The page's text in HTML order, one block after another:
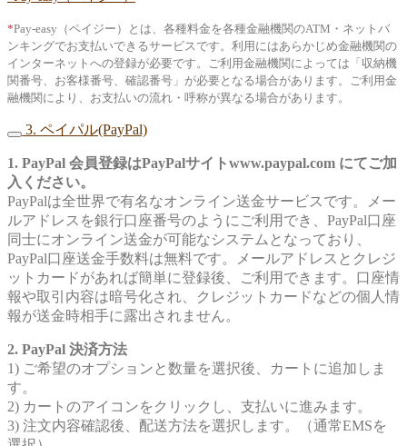
*Pay-easy（ペイジー）とは、各種料金を各種金融機関のATM・ネットバ
ンキングでお支払いできるサービスです。利用にはあらかじめ金融機関の
インターネットへの登録が必要です。ご利用金融機関によっては「収納機
関番号、お客様番号、確認番号」が必要となる場合があります。ご利用金
融機関により、お支払いの流れ・呼称が異なる場合があります。
3. ペイパル(PayPal)
1. PayPal 会員登録はPayPalサイトwww.paypal.com にてご加
入ください。
PayPalは全世界で有名なオンライン送金サービスです。メー
ルアドレスを銀行口座番号のようにご利用でき、PayPal口座
同士にオンライン送金が可能なシステムとなっており、
PayPal口座送金手数料は無料です。メールアドレスとクレジ
ットカードがあれば簡単に登録後、ご利用できます。口座情
報や取引内容は暗号化され、クレジットカードなどの個人情
報が送金時相手に露出されません。
2. PayPal 決済方法
1) ご希望のオプションと数量を選択後、カートに追加しま
す。
2) カートのアイコンをクリックし、支払いに進みます。
3) 注文内容確認後、配送方法を選択します。（通常EMSを